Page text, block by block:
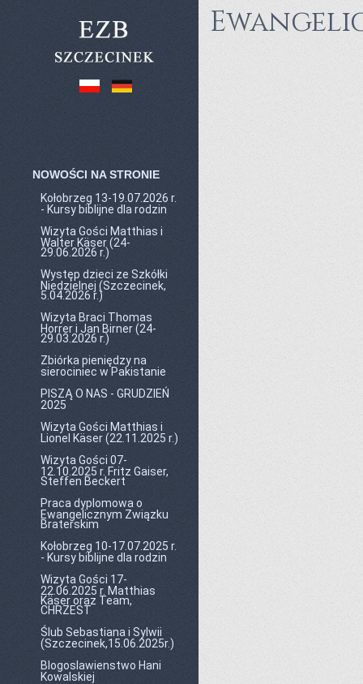
NOWOŚCI NA STRONIE
Kołobrzeg 13-19.07.2026 r.
- Kursy biblijne dla rodzin
Wizyta Gości Matthias i
Walter Käser (24-
29.06.2026 r.)
Występ dzieci ze Szkółki
Niedzielnej (Szczecinek,
5.04.2026 r.)
Wizyta Braci Thomas
Horrer i Jan Birner (24-
29.03.2026 r.)
Zbiórka pieniędzy na
sierociniec w Pakistanie
PISZĄ O NAS - GRUDZIEŃ
2025
Wizyta Gości Matthias i
Lionel Käser (22.11.2025 r.)
Wizyta Gości 07-
12.10.2025 r. Fritz Gaiser,
Steffen Beckert
Praca dyplomowa o
Ewangelicznym Związku
Braterskim
Kołobrzeg 10-17.07.2025 r.
- Kursy biblijne dla rodzin
Wizyta Gości 17-
22.06.2025 r. Matthias
Käser oraz Team,
CHRZEST
Ślub Sebastiana i Sylwii
(Szczecinek,15.06.2025r.)
Blogoslawienstwo Hani
Kowalskiej